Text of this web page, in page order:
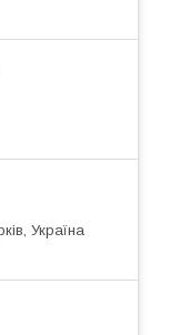
Україна